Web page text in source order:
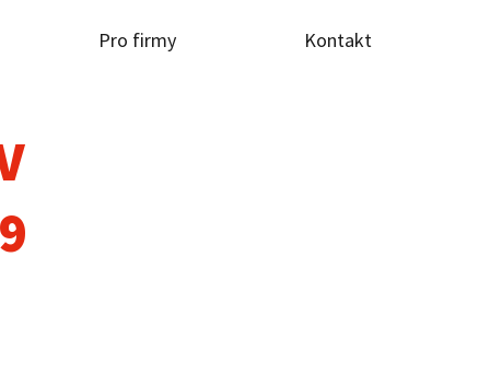
Pro firmy Kontakt